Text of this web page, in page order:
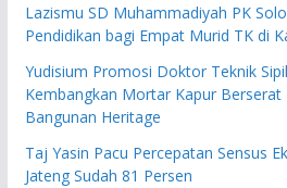
Lazismu SD Muhammadiyah PK
Pendidikan bagi Empat Murid TK di
Yudisium Promosi Doktor Teknik
Kembangkan Mortar Kapur
Bangunan Heritage
Taj Yasin Pacu Percepatan Sensus
Jateng Sudah 81 Persen